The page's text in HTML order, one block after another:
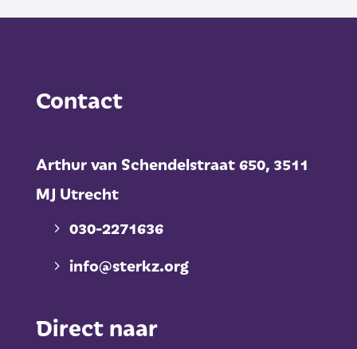
Contact
Arthur van Schendelstraat 650, 3511
MJ Utrecht
030-2271636
info@sterkz.org
Direct naar